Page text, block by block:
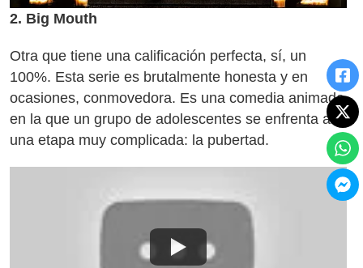
2. Big Mouth
Otra que tiene una calificación perfecta, sí, un
100%. Esta serie es brutalmente honesta y en
ocasiones, conmovedora. Es una comedia animada
en la que un grupo de adolescentes se enfrenta a
una etapa muy complicada: la pubertad.